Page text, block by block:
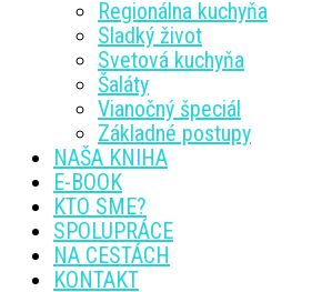
Regionálna kuchyňa
Sladký život
Svetová kuchyňa
Šaláty
Vianočný špeciál
Základné postupy
NAŠA KNIHA
E-BOOK
KTO SME?
SPOLUPRÁCE
NA CESTÁCH
KONTAKT